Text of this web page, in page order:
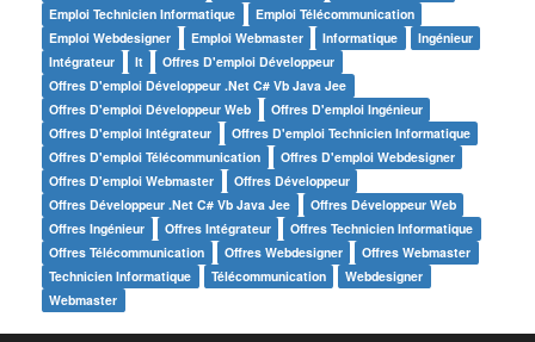
Emploi Technicien Informatique
Emploi Télécommunication
Emploi Webdesigner
Emploi Webmaster Informatique
Ingénieur
Intégrateur
It
Offres D'emploi Développeur
Offres D'emploi Développeur .net C# Vb Java Jee
Offres D'emploi Développeur Web
Offres D'emploi Ingénieur
Offres D'emploi Intégrateur
Offres D'emploi Technicien Informatique
Offres D'emploi Télécommunication
Offres D'emploi Webdesigner
Offres D'emploi Webmaster
Offres Développeur
Offres Développeur .net C# Vb Java Jee
Offres Développeur Web
Offres Ingénieur
Offres Intégrateur
Offres Technicien Informatique
Offres Télécommunication
Offres Webdesigner
Offres Webmaster
Technicien Informatique
Télécommunication
Webdesigner
Webmaster